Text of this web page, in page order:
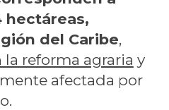
hectáreas,
del Caribe,
reforma agraria y
afectada por